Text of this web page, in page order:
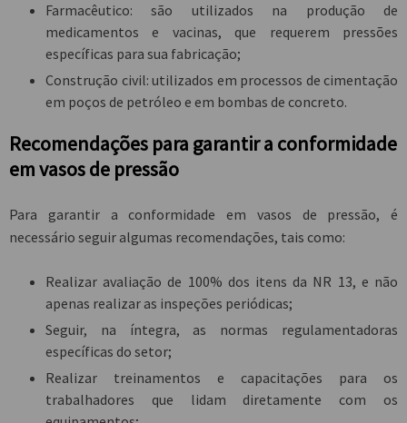
Farmacêutico: são utilizados na produção de
medicamentos e vacinas, que requerem pressões
específicas para sua fabricação;
Construção civil: utilizados em processos de cimentação
em poços de petróleo e em bombas de concreto.
Recomendações para garantir a conformidade
em vasos de pressão
Para garantir aconformidade em vasos de pressão, é
necessário seguir algumas recomendações, tais como:
Realizar avaliação de 100% dos itens da NR 13, e não
apenas realizar as inspeções periódicas;
Seguir, na íntegra, as normas regulamentadoras
específicas do setor;
Realizar treinamentos e capacitações para os
trabalhadores que lidam diretamente com os